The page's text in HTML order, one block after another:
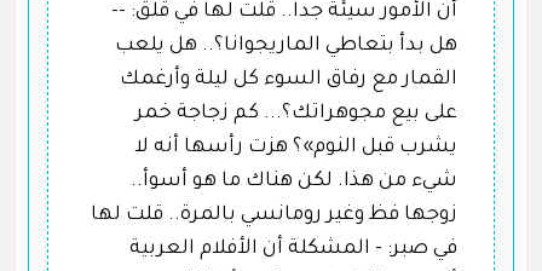
أن الأمور سيئة جداً.. قلت لها في قلق: --
هل بدأ بتعاطي الماريجوانا؟.. هل يلعب
القمار مع رفاق السوء كل ليلة وأرغمك
على بيع مجوهراتك؟... كم زجاجة خمر
يشرب قبل النوم»؟ هزت رأسها أنه لا
شيء من هذا. لكن هناك ما هو أسوأ..
زوجها فظ وغير رومانسي بالمرة.. قلت لها
في صبر: - المشكلة أن الأفلام العربية